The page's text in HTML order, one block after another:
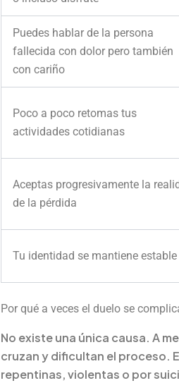
Puedes hablar de la persona
fallecida con dolor pero también
con cariño
Poco a poco retomas tus
actividades cotidianas
Aceptas progresivamente la
de la pérdida
Tu identidad se mantiene estable
Por qué a veces el duelo se
No existe una única causa. A
cruzan y dificultan el proceso.
repentinas, violentas o por